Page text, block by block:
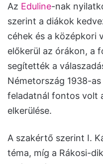
Az Eduline-nak
szerint a diákok
céhek és a középkori
előkerül az órákon, a
segítették a
Németország 1938-
feladatnál fontos volt
elkerülése.
A szakértő szerint I.
téma, míg a Rákosi-